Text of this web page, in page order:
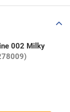
002 Milky